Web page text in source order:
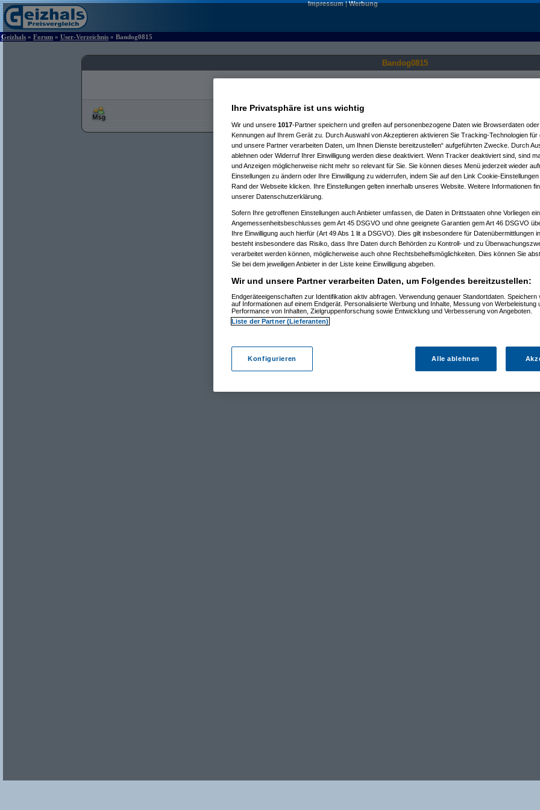
Impressum|Werbung
Geizhals » Forum » User-Verzeichnis » Bandog0815
Bandog0815
Ihre Privatsphäre ist uns wichtig
Wir und unsere 1017-Partner speichern und greifen auf personenbezogene Daten wie Browserdaten
Kennungen auf Ihrem Gerät zu. Durch Auswahl von Akzeptieren aktivieren Sie Tracking-Technologien für
und unsere Partner verarbeiten Daten, um Ihnen Dienste bereitzustellen“ aufgeführten Zwecke. Durch
ablehnen oder Widerruf Ihrer Einwilligung werden diese deaktiviert. Wenn Tracker deaktiviert sind, sind
und Anzeigen möglicherweise nicht mehr so relevant für Sie. Sie können dieses Menü jederzeit wieder
Einstellungen zu ändern oder Ihre Einwilligung zu widerrufen, indem Sie auf den Link Cookie-
Rand der Webseite klicken. Ihre Einstellungen gelten innerhalb unseres Website. Weitere Informationen
unserer Datenschutzerklärung.
Sofern Ihre getroffenen Einstellungen auch Anbieter umfassen, die Daten in Drittstaaten ohne Vorliegen
Angemessenheitsbeschlusses gem Art 45 DSGVO und ohne geeignete Garantien gem Art 46 DSGVO
Ihre Einwilligung auch hierfür (Art 49 Abs 1 lit a DSGVO). Dies gilt insbesondere für Datenübermittlungen
besteht insbesondere das Risiko, dass Ihre Daten durch Behörden zu Kontroll- und zu
verarbeitet werden können, möglicherweise auch ohne Rechtsbehelfsmöglichkeiten. Dies können Sie
Sie bei dem jeweiligen Anbieter in der Liste keine Einwilligung abgeben.
Wir und unsere Partner verarbeiten Daten, um Folgendes bereitzustellen:
Endgeräteeigenschaften zur Identifikation aktiv abfragen. Verwendung genauer Standortdaten. Speichern
auf Informationen auf einem Endgerät. Personalisierte Werbung und Inhalte, Messung von Werbeleistung
Performance von Inhalten, Zielgruppenforschung sowie Entwicklung und Verbesserung von Angeboten.
Liste der Partner (Lieferanten)
Konfigurieren Alle ablehnen